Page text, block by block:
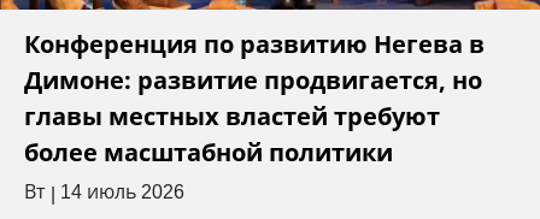
Конференция по развитию Негева в
Димоне: развитие продвигается, но
главы местных властей требуют
более масштабной политики
Вт 14 июль 2026